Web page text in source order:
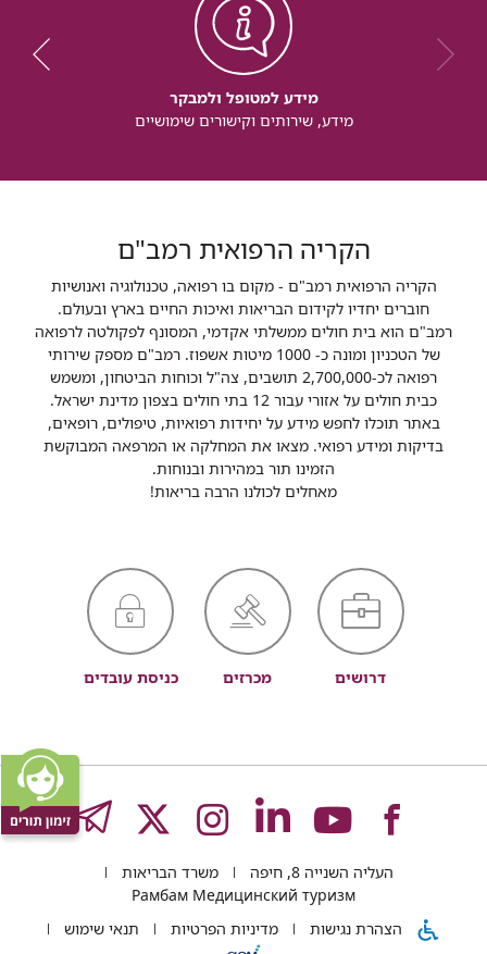
מידע למטופל ולמבקר
מידע, שירותים וקישורים שימושיים
הקריה הרפואית רמב"ם
הקריה הרפואית רמב"ם - מקום בו רפואה, טכנולוגיה ואנושיות
חוברים יחדיו לקידום הבריאות ואיכות החיים בארץ ובעולם.
רמב"ם הוא בית חולים ממשלתי אקדמי, המסונף לפקולטה לרפואה
של הטכניון ומונה כ- 1000 מיטות אשפוז. רמב"ם מספק שירותי
רפואה לכ-2,700,000 תושבים, צה"ל וכוחות הביטחון, ומשמש
כבית חולים על אזורי עבור 12 בתי חולים בצפון מדינת ישראל.
באתר תוכלו לחפש מידע על יחידות רפואיות, טיפולים, רופאים,
בדיקות ומידע רפואי. מצאו את המחלקה או המרפאה המבוקשת
הזמינו תור במהירות ובנוחות.
מאחלים לכולנו הרבה בריאות!
דרושים מכרזים כניסת עובדים
לעמוד
של
לעמוד
של
לעמוד
של
לעמוד
של
לעמוד
של
העליה השנייה 8, חיפה
משרד הבריאות
Рамбам Медицинский туризм
הצהרת נגישות
מדיניות הפרטיות תנאי שימוש